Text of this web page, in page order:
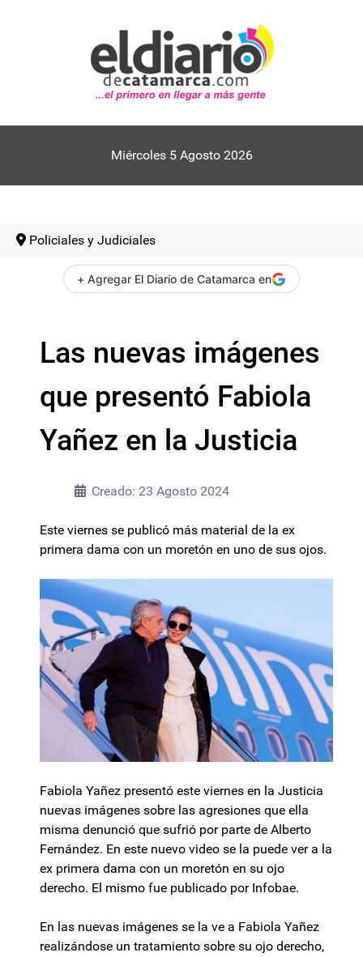
Miércoles 5 Agosto 2026
Policiales y Judiciales
+ Agregar El Diario de Catamarca en
Las nuevas imágenes
que presentó Fabiola
Yañez en la Justicia
Creado: 23 Agosto 2024
Este viernes se publicó más material de la ex
primera dama con un moretón en uno de sus ojos.
Fabiola Yañez presentó este viernes en la Justicia
nuevas imágenes sobre las agresiones que ella
misma denunció que sufrió por parte de Alberto
Fernández. En este nuevo video se la puede ver a la
ex primera dama con un moretón en su ojo
derecho. El mismo fue publicado por Infobae.
En las nuevas imágenes se la ve a Fabiola Yañez
realizándose un tratamiento sobre su ojo derecho,